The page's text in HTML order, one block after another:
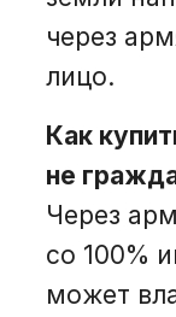
через
лицо.
Как
не
Через
со 100%
может